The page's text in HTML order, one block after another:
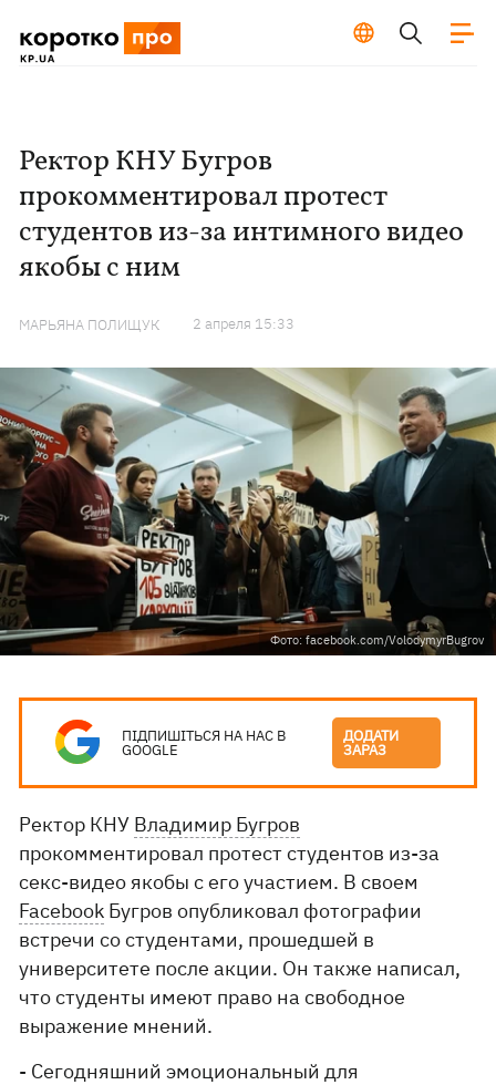
Ректор КНУ Бугров
прокомментировал протест
студентов из-за интимного видео
якобы с ним
МАРЬЯНА ПОЛИЩУК 2 апреля 15:33
Фото: facebook.com/VolodymyrBugrov
ПІДПИШІТЬСЯ НА НАС В
GOOGLE
ДОДАТИ
ЗАРАЗ
Ректор КНУ Владимир Бугров
прокомментировал протест студентов из-за
секс-видео якобы с его участием. В своем
Facebook Бугров опубликовал фотографии
встречи со студентами, прошедшей в
университете после акции. Он также написал,
что студенты имеют право на свободное
выражение мнений.
- Сегодняшний эмоциональный для